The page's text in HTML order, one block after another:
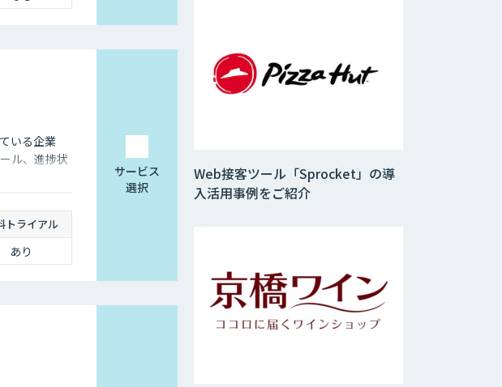
いる企業
ル、進捗状
トライアル
あり
サービス
選択
Web接客ツール「Sprocket」の導
入活用事例をご紹介